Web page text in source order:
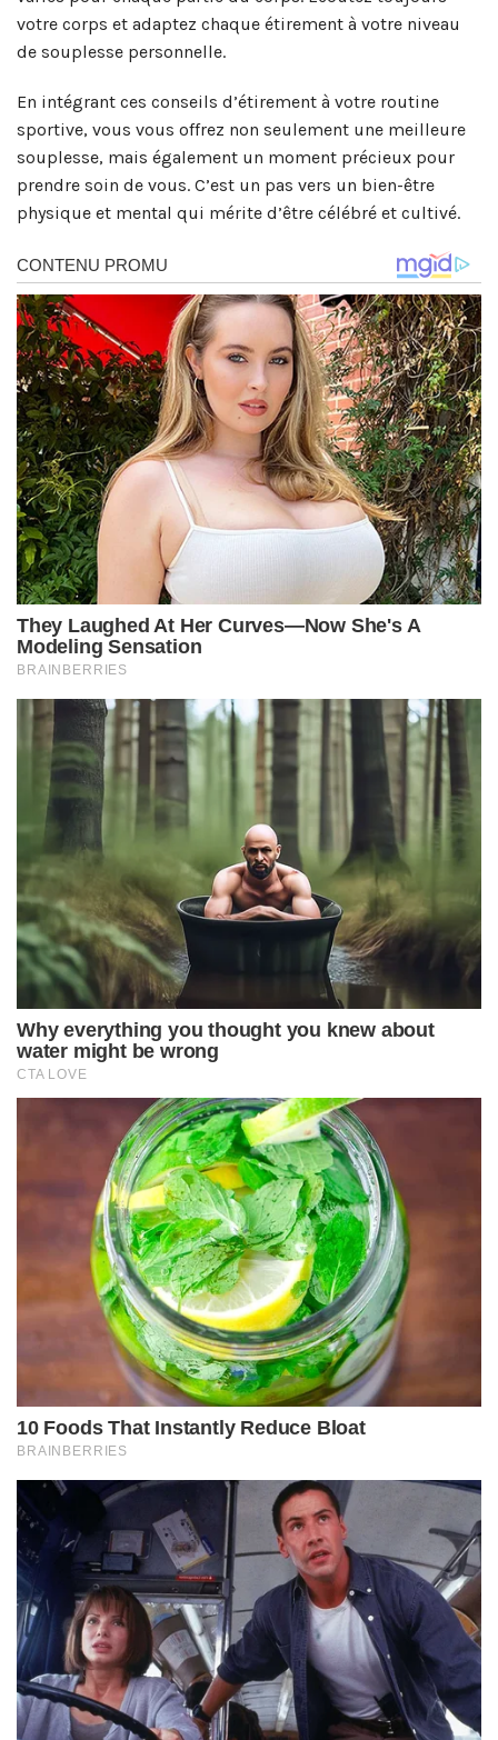
votre corps et adaptez chaque étirement à votre niveau
de souplesse personnelle.
En intégrant ces conseils d’étirement à votre routine
sportive, vous vous offrez non seulement une meilleure
souplesse, mais également un moment précieux pour
prendre soin de vous. C’est un pas vers un bien-être
physique et mental qui mérite d’être célébré et cultivé.